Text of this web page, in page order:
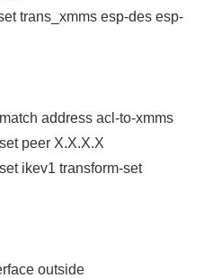
trans_xmms esp-des esp-
address acl-to-xmms
peer X.X.X.X
ikev1 transform-set
outside